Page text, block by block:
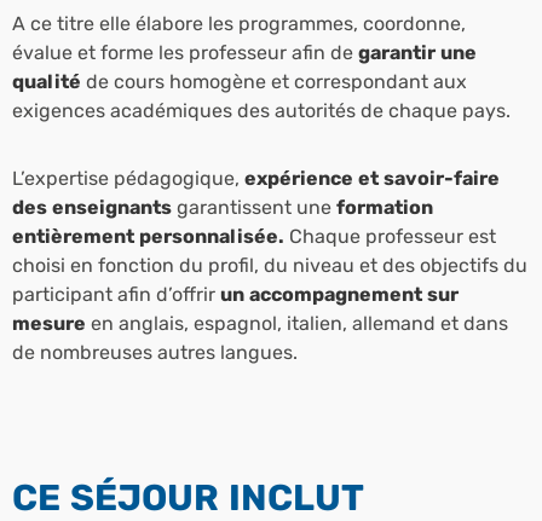
A ce titre elle élabore les programmes, coordonne,
évalue et forme les professeur afin de garantir une
qualité de cours homogène et correspondant aux
exigences académiques des autorités de chaque pays.
L’expertise pédagogique, expérience et savoir-faire
des enseignants garantissent une formation
entièrement personnalisée. Chaque professeur est
choisi en fonction du profil, du niveau et des objectifs du
participant afin d’offrir un accompagnement sur
mesure en anglais, espagnol, italien, allemand et dans
de nombreuses autres langues.
CE SÉJOUR INCLUT